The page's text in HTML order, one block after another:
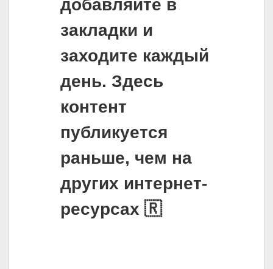
добавляйте в
закладки и
заходите каждый
день. Здесь
контент
публикуется
раньше, чем на
других интернет-
ресурсах 🇷